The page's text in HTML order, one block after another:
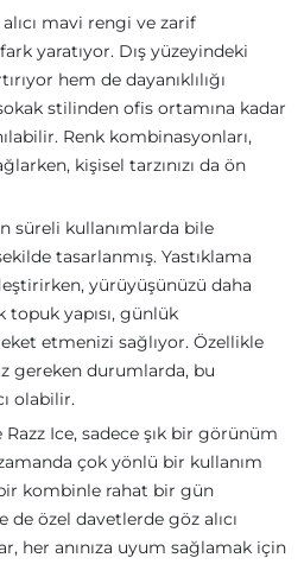
mavi rengi ve zarif
yaratıyor. Dış yüzeyindeki
hem de dayanıklılığı
stilinden ofis ortamına kadar
Renk kombinasyonları,
kişisel tarzınızı da ön
süreli kullanımlarda bile
tasarlanmış. Yastıklama
yürüyüşünüzü daha
topuk yapısı, günlük
etmenizi sağlıyor. Özellikle
gereken durumlarda, bu
olabilir.
Ice, sadece şık bir görünüm
çok yönlü bir kullanım
kombinle rahat bir gün
de özel davetlerde göz alıcı
her anınıza uyum sağlamak için